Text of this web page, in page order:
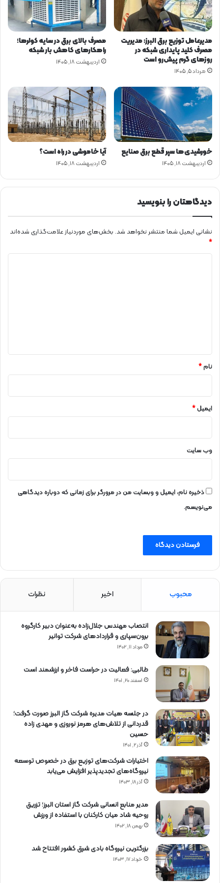
ب
و
ر
ر
د
ت
م
ص
ف
ب
ر
ق
مدیرعامل توزیع برق البرز: مدیریت
مصرف کلید پایداری شبکه در
روزهای گرم پیش‌رو است
مرداد ۵, ۱۴۰۵
مصرف بالای برق در سایه کولرها؛
راهکارهای کاهش بار شبکه
اردیبهشت ۱۸, ۱۴۰۵
خورشیدی‌ها سپر قطع برق صنایع
اردیبهشت ۱۸, ۱۴۰۵
آیا خاموشی در راه است؟
اردیبهشت ۱۸, ۱۴۰۵
دیدگاهتان را بنویسید
نشانی ایمیل شما منتشر نخواهد شد. بخش‌های موردنیاز علامت‌گذاری شده‌اند
*
نام*
ایمیل*
وب‌ سایت
ذخیره نام، ایمیل و وبسایت من در مرورگر برای زمانی که دوباره دیدگاهی
می‌نویسم.
محبوب اخیر نظرات
انتصاب مهندس جلال‌زاده به‌عنوان دبیر كارگروه
برون‌سپاری و قراردادهای شركت توانیر
مرداد ۱۱, ۱۴۰۲
طالبی: فعالیت در حراست فاخر و ارزشمند است
اسفند ۲۰, ۱۴۰۱
در جلسه هیات مدیره شرکت گاز البرز صورت گرفت؛
قدردانی از تلاش‌های هرمز نوروزی و مهدی زاده
حسین
آذر ۲, ۱۴۰۱
اختیارات شرکت‌های توزیع برق در خصوص توسعه
نیروگاه‌های تجدیدپذیر افزایش می‌یابد
آذر ۱۸, ۱۴۰۳
مدیر منابع انسانی شرکت گاز استان البرز؛ تزریق
روحیه شاد میان کارکنان با استفاده از ورزش
بهمن ۱۸, ۱۴۰۲
بزرگترین نیروگاه بادی شرق کشور افتتاح شد
خرداد ۱۷, ۱۴۰۳